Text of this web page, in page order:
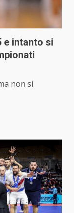
e intanto si
non si